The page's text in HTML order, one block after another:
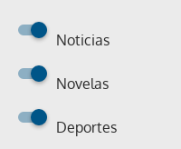
Noticias
Novelas
Deportes